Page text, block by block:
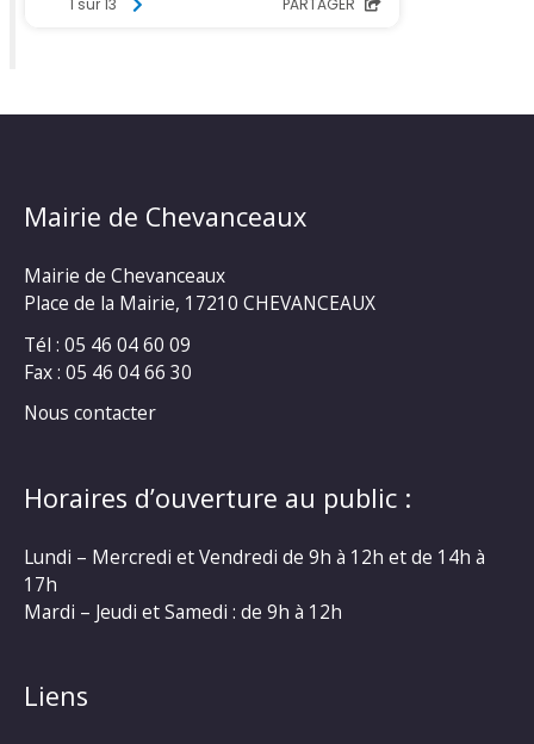
Mairie de Chevanceaux
Mairie de Chevanceaux
Place de la Mairie, 17210 CHEVANCEAUX
Tél : 05 46 04 60 09
Fax : 05 46 04 66 30
Nous contacter
Horaires d’ouverture au public :
Lundi – Mercredi et Vendredi de 9h à 12h et de 14h à
17h
Mardi – Jeudi et Samedi : de 9h à 12h
Liens